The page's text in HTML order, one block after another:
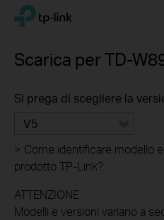
Click
navigation
TP-Link, Reliably Smart
Scarica perTD-
Si prega di scegliere la
V5
> Come identificare modello
prodotto TP-Link?
ATTENZIONE
Modelli e versioni variano a